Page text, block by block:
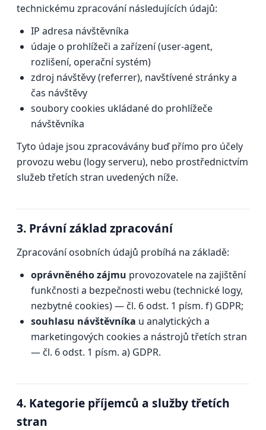
technickému zpracování následujících údajů:
IP adresa návštěvníka
údaje o prohlížeči a zařízení (user-agent,
rozlišení, operační systém)
zdroj návštěvy (referrer), navštívené stránky a
čas návštěvy
soubory cookies ukládané do prohlížeče
návštěvníka
Tyto údaje jsou zpracovávány buď přímo pro účely
provozu webu (logy serveru), nebo prostřednictvím
služeb třetích stran uvedených níže.
3. Právní základ zpracování
Zpracování osobních údajů probíhá na základě:
oprávněného zájmu provozovatele na zajištění
funkčnosti a bezpečnosti webu (technické logy,
nezbytné cookies) — čl. 6 odst. 1 písm. f) GDPR;
souhlasu návštěvníka u analytických a
marketingových cookies a nástrojů třetích stran
— čl. 6 odst. 1 písm. a) GDPR.
4. Kategorie příjemců a služby třetích
stran